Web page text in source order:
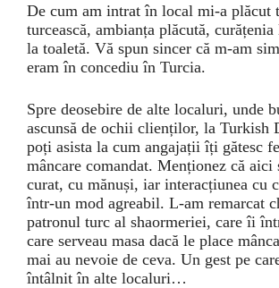
De cum am intrat în local mi-a plăcut
turcească, ambianța plăcută,
la toaletă. Vă spun sincer că m-am
eram în concediu în Turcia.
Spre deosebire de alte localuri, unde
ascunsă de ochii clienților, la Turkish
poți asista la cum angajații îți gătesc
mâncare comandat. Menționez că aici
curat, cu mănuși, iar interacțiunea cu
într-un mod agreabil. L-am remarcat
patronul turc al shaormeriei, care îi
care serveau masa dacă le place
mai au nevoie de ceva. Un gest pe
întâlnit în alte localuri…